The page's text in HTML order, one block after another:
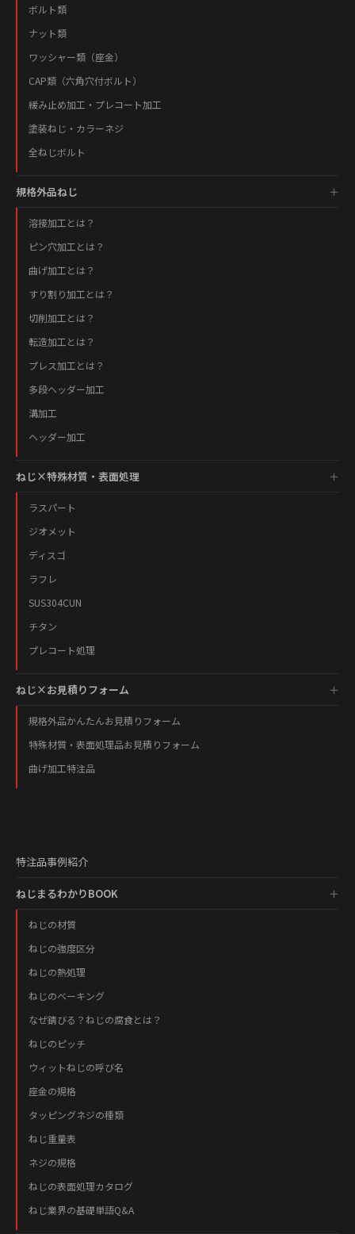
ボルト類
ナット類
ワッシャー類（座金）
CAP類（六角穴付ボルト）
緩み止め加工・プレコート加工
塗装ねじ・カラーネジ
全ねじボルト
規格外品ねじ
溶接加工とは？
ピン穴加工とは？
曲げ加工とは？
すり割り加工とは？
切削加工とは？
転造加工とは？
プレス加工とは？
多段ヘッダー加工
溝加工
ヘッダー加工
ねじ×特殊材質・表面処理
ラスパート
ジオメット
ディスゴ
ラフレ
SUS304CUN
チタン
プレコート処理
ねじ×お見積りフォーム
規格外品かんたんお見積りフォーム
特殊材質・表面処理品お見積りフォーム
曲げ加工特注品
特注品事例紹介
ねじまるわかりBOOK
ねじの材質
ねじの強度区分
ねじの熱処理
ねじのベーキング
なぜ錆びる？ねじの腐食とは？
ねじのピッチ
ウィットねじの呼び名
座金の規格
タッピングネジの種類
ねじ重量表
ネジの規格
ねじの表面処理カタログ
ねじ業界の基礎単語Q&A